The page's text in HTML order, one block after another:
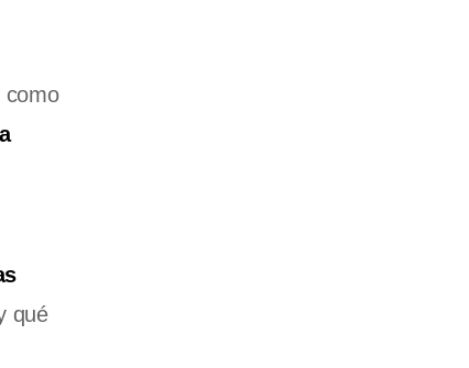
como
qué